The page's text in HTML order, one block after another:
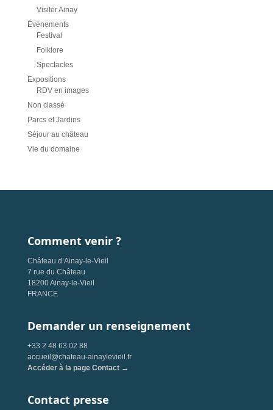
Visiter Ainay
Évènements
Festival
Folklore
Spectacles
Expositions
RDV en images
Non classé
Parcs et Jardins
Séjour au château
Vie du domaine
Comment venir ?
Château d’Ainay-le-Vieil
7 rue du Château
18200 Ainay-le-Vieil
FRANCE
Demander un renseignement
+33 2 48 63 02 88
accueil@chateau-ainaylevieil.fr
Accéder à la page Contact →
Contact presse